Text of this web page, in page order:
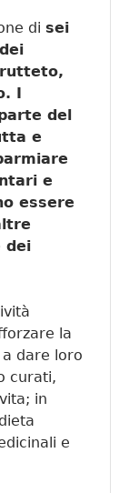
di sei
I
del
e
e
essere
dei
la
dare loro
curati,
in
e